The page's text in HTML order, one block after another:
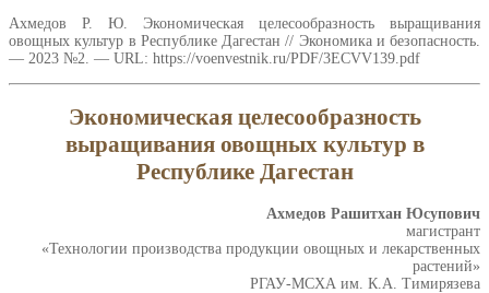
Ахмедов Р. Ю. Экономическая целесообразность выращивания
овощных культур в Республике Дагестан // Экономика и безопасность.
— 2023 №2. — URL: https://voenvestnik.ru/PDF/3ECVV139.pdf
Экономическая целесообразность
выращивания овощных культур в
Республике Дагестан
Ахмедов Рашитхан Юсупович
магистрант
«Технологии производства продукции овощных и лекарственных
растений»
РГАУ-МСХА им. К.А. Тимирязева